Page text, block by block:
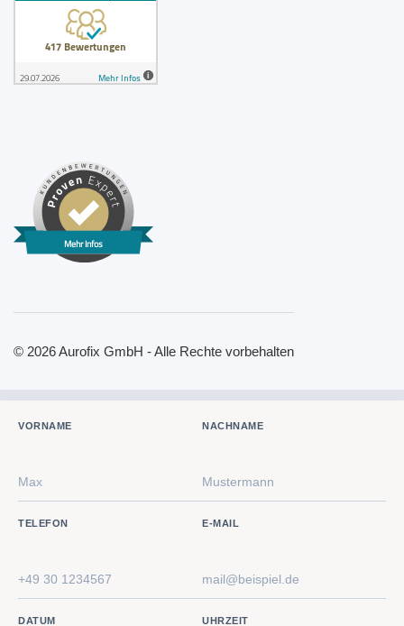
Mehr Infos
© 2026 Aurofix GmbH - Alle Rechte vorbehalten
VORNAME NACHNAME
TELEFON E-MAIL
DATUM UHRZEIT